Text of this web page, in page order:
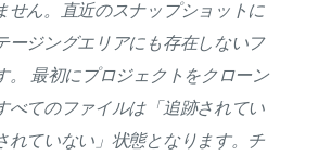
せん。直近のスナップショットに
ージングエリアにも存在しないフ
。 最初にプロジェクトをクローン
べてのファイルは「追跡されてい
れていない」状態となります。チ